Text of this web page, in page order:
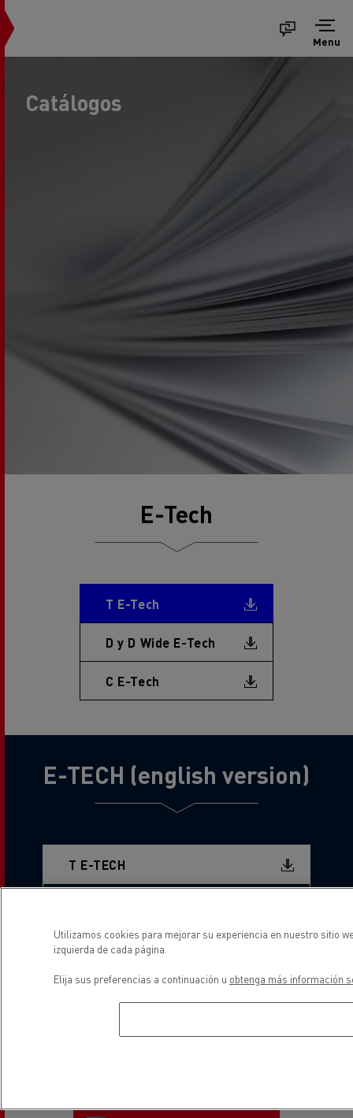
Menu
Catálogos
E-Tech
T E-Tech Document
D y D Wide E-Tech Document
C E-Tech Document
E-TECH (english version)
T E-TECH Document
E-TECH SERVICES Document
Gama Camiones
Utilizamos cookies para mejorar su experiencia en nuestro sitio
izquierda de cada página.
Elija sus preferencias a continuación u obtenga más información